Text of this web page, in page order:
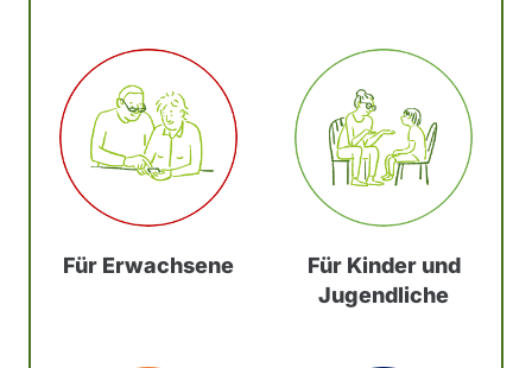
Für Erwachsene
Für Kinder und
Jugendliche